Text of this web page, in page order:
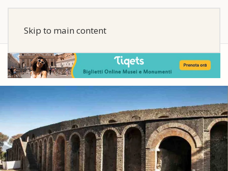
Skip to main content